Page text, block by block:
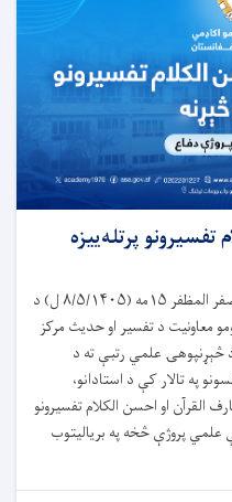
پرتله‌ییزه
نن پنځنۍ / پنجشنبه د ۱۴۴۸هـ ق کال صفر المظفر ۱۵مه (۸/۵/۱۴۰۵ ل) د
معاونیت د تفسیر او حدیث مرکز
څېړنپوهۍ علمي رتبې ته د
په تالار کې د استادانو،
القرآن او احسن الکلام تفسیرونو
علمي پروژې څخه په بریالیتوب